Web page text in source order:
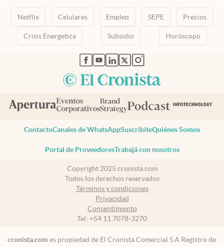
Netflix Celulares Empleo SEPE Precios
Crisis Energetica Subsidio Horóscopo
abre en nueva pestaña
abre en nueva pestaña
abre en nueva pestaña
abre en nueva pestaña
abre en nueva pestaña
ContactoCanales de WhatsAppSuscribiteQuiénes Somos
Portal de ProveedoresTrabajá con nosotros
Copyright 2025 cronista.com
Todos los derechos reservados
Términos y condiciones
Privacidad
Consentimiento
Tel: +54 11 7078-3270
cronista.com es propiedad de El Cronista Comercial S.A Registro de